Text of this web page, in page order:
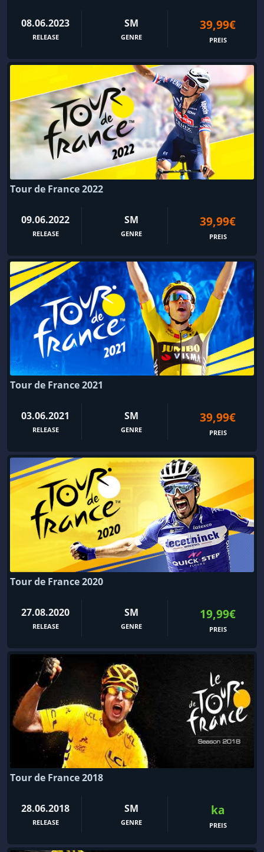
08.06.2023
RELEASE
SM
GENRE
39,99€
PREIS
Tour de France 2022
09.06.2022
RELEASE
SM
GENRE
39,99€
PREIS
Tour de France 2021
03.06.2021
RELEASE
SM
GENRE
39,99€
PREIS
Tour de France 2020
27.08.2020
RELEASE
SM
GENRE
19,99€
PREIS
Tour de France 2018
28.06.2018
RELEASE
SM
GENRE
ka
PREIS